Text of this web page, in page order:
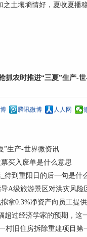
土壤墒情好，夏收夏播稳
抓农时推进“三夏”生产-
腾讯微博 人人网
”生产-世界微资讯
买入废单是什么意思
待到重阳日的后一句是什
A级旅游景区对洪灾风险
拿0.3%净资产向员工提
超过经济学家的预期，这
村旧住房拆除重建项目第